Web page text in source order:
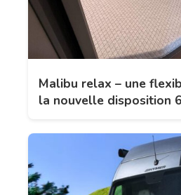
Malibu relax – une
la nouvelle disposition